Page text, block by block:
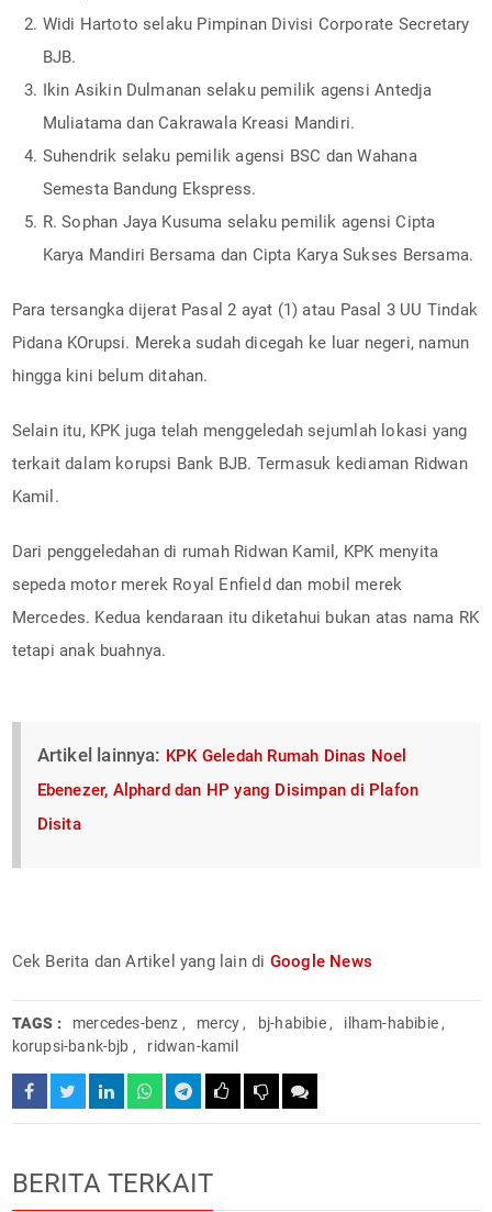
Widi Hartoto selaku Pimpinan Divisi Corporate Secretary
BJB.
Ikin Asikin Dulmanan selaku pemilik agensi Antedja
Muliatama dan Cakrawala Kreasi Mandiri.
Suhendrik selaku pemilik agensi BSC dan Wahana
Semesta Bandung Ekspress.
R. Sophan Jaya Kusuma selaku pemilik agensi Cipta
Karya Mandiri Bersama dan Cipta Karya Sukses Bersama.
Para tersangka dijerat Pasal 2 ayat (1) atau Pasal 3 UU Tindak
Pidana KOrupsi. Mereka sudah dicegah ke luar negeri, namun
hingga kini belum ditahan.
Selain itu, KPK juga telah menggeledah sejumlah lokasi yang
terkait dalam korupsi Bank BJB. Termasuk kediaman Ridwan
Kamil.
Dari penggeledahan di rumah Ridwan Kamil, KPK menyita
sepeda motor merek Royal Enfield dan mobil merek
Mercedes. Kedua kendaraan itu diketahui bukan atas nama RK
tetapi anak buahnya.
Artikel lainnya: KPK Geledah Rumah Dinas Noel
Ebenezer, Alphard dan HP yang Disimpan di Plafon
Disita
Cek Berita dan Artikel yang lain di Google News
TAGS : mercedes-benz , mercy , bj-habibie, ilham-habibie,
korupsi-bank-bjb , ridwan-kamil
BERITA TERKAIT